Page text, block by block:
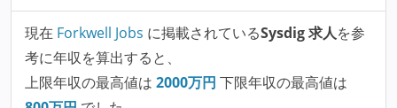
現在 Forkwell Jobs に掲載されているSysdig 求人を参
考に年収を算出すると、
上限年収の最高値は 2000万円 下限年収の最高値は